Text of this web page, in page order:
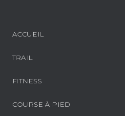
ACCUEIL
TRAIL
FITNESS
COURSE À PIED